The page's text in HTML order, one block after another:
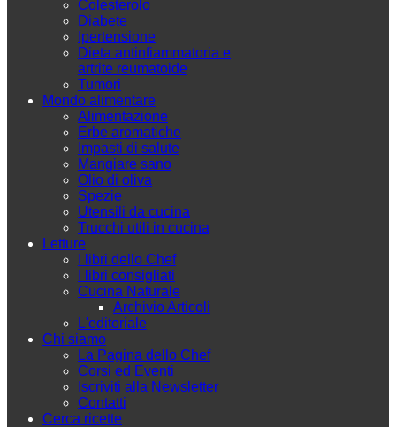
Colesterolo
Diabete
Ipertensione
Dieta antinfiammatoria e
artrite reumatoide
Tumori
Mondo alimentare
Alimentazione
Erbe aromatiche
Impasti di salute
Mangiare sano
Olio di oliva
Spezie
Utensili da cucina
Trucchi utili in cucina
Letture
I libri dello Chef
I libri consigliati
Cucina Naturale
Archivio Articoli
L'editoriale
Chi siamo
La Pagina dello Chef
Corsi ed Eventi
Iscriviti alla Newsletter
Contatti
Cerca ricette